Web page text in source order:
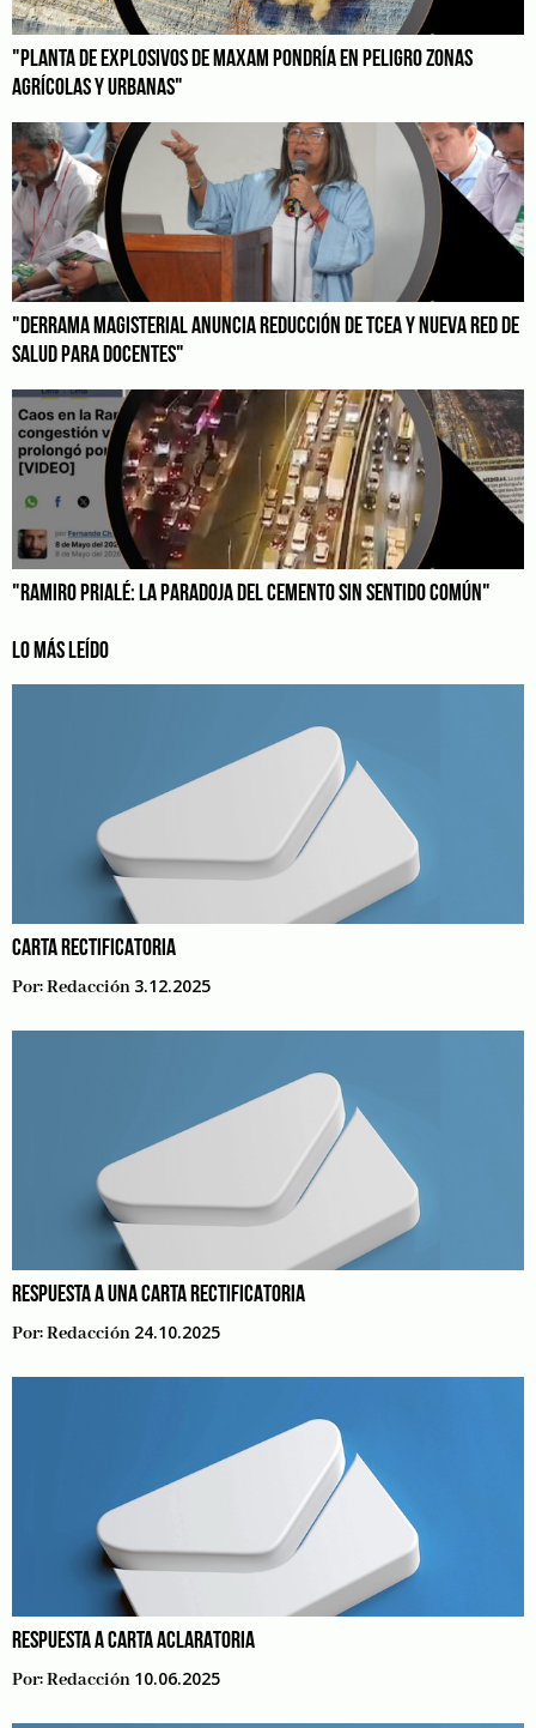
"PLANTA DE EXPLOSIVOS DE MAXAM PONDRÍA EN PELIGRO ZONAS
AGRÍCOLAS Y URBANAS"
"DERRAMA MAGISTERIAL ANUNCIA REDUCCIÓN DE TCEA Y NUEVA RED DE
SALUD PARA DOCENTES"
"RAMIRO PRIALÉ: LA PARADOJA DEL CEMENTO SIN SENTIDO COMÚN"
LO MÁS LEÍDO
CARTA RECTIFICATORIA
Por:Redacción 3.12.2025
RESPUESTA A UNA CARTA RECTIFICATORIA
Por:Redacción 24.10.2025
RESPUESTA A CARTA ACLARATORIA
Por:Redacción 10.06.2025